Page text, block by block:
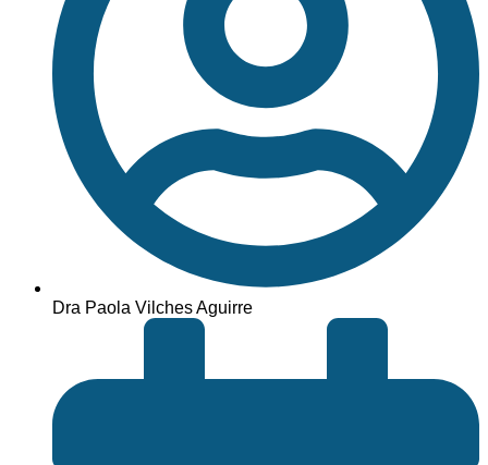
Dra Paola Vilches Aguirre